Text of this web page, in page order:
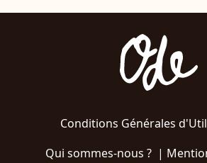
Conditions Générales
Qui sommes-nous ?|